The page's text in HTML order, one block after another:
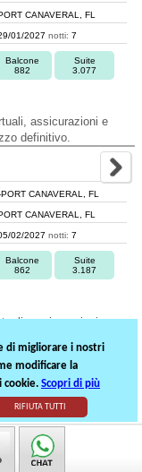
di migliorare i nostri
modificare la
cookie. Scopri di più
RIFIUTA TUTTI
CANAVERAL, FL
01/2027 notti: 7
Balcone
882
Suite
3.077
assicurazioni e
definitivo.
CANAVERAL, FL
CANAVERAL, FL
02/2027 notti: 7
Balcone
862
Suite
3.187
assicurazioni e